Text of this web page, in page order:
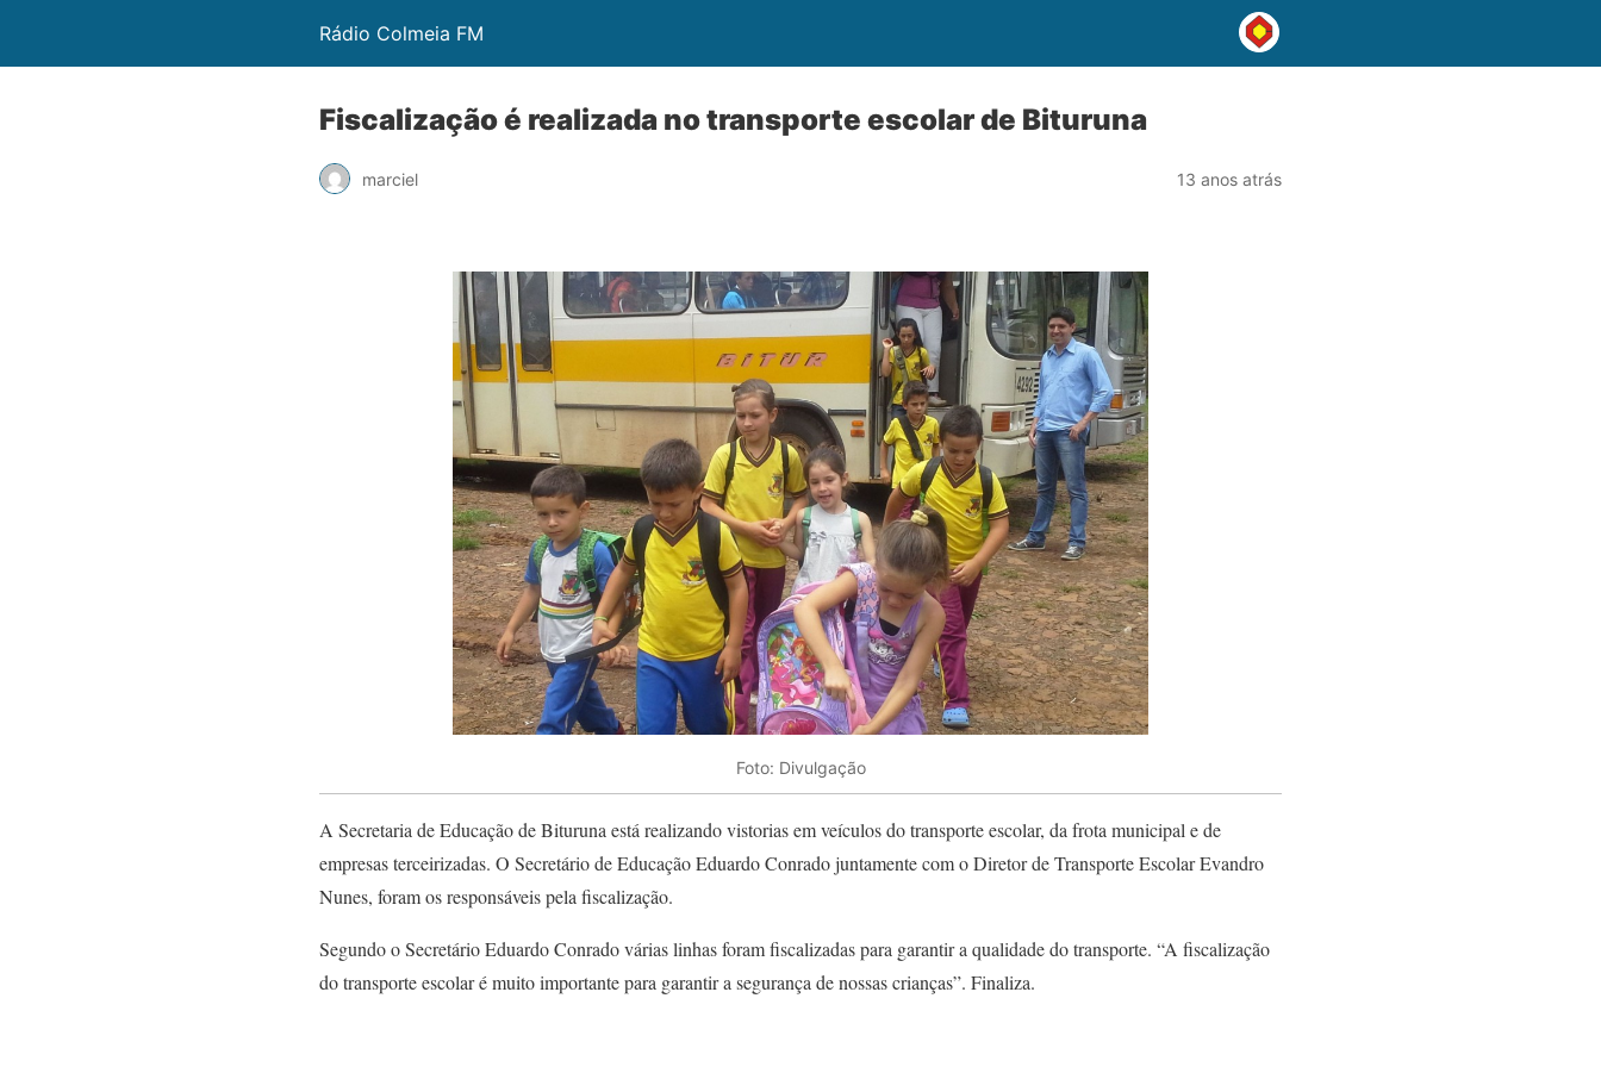
Rádio Colmeia FM
Fiscalização é realizada no transporte escolar de Bituruna
marciel 13 anos atrás
Foto: Divulgação
A Secretaria de Educação de Bituruna está realizando vistorias em veículos do transporte escolar, da frota municipal e de
empresas terceirizadas. O Secretário de Educação Eduardo Conrado juntamente com o Diretor de Transporte Escolar Evandro
Nunes, foram os responsáveis pela fiscalização.
Segundo o Secretário Eduardo Conrado várias linhas foram fiscalizadas para garantir a qualidade do transporte. “A fiscalização
do transporte escolar é muito importante para garantir a segurança de nossas crianças”. Finaliza.